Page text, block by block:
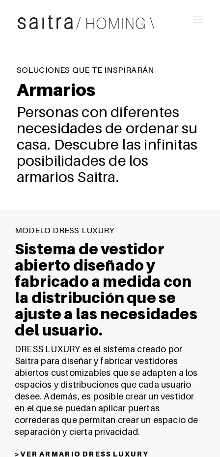
SOLUCIONES QUE TE INSPIRARÁN
Armarios
Personas con diferentes
necesidades de ordenar su
casa. Descubre las infinitas
posibilidades de los
armarios Saitra.
MODELO DRESS LUXURY
Sistema de vestidor
abierto diseñado y
fabricado a medida con
la distribución que se
ajuste a las necesidades
del usuario.
DRESS LUXURY es el sistema creado por
Saitra para diseñar y fabricar vestidores
abiertos customizables que se adapten a los
espacios y distribuciones que cada usuario
desee. Además, es posible crear un vestidor
en el que se puedan aplicar puertas
correderas que permitan crear un espacio de
separación y cierta privacidad.
> V E R A R M A R I O D R E S S L U X U R Y